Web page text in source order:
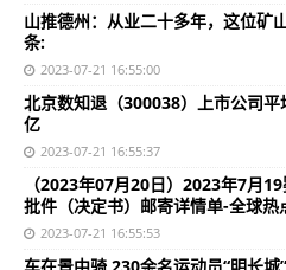
山推德州：从业二十多年，这位矿
条:
2023-07-21 16:55:00
北京数知退（300038）上市公司
亿
2023-07-21 16:55:37
（2023年07月20日）2023年7月
批件（决定书）邮寄详情单-全球热
2023-07-21 16:55:53